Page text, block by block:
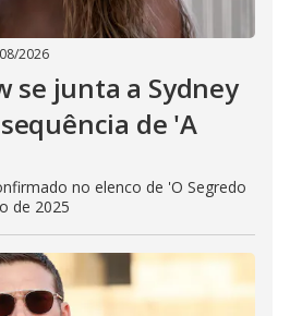
2026
se junta a Sydney
de ​'A
no elenco de 'O Segredo
de 2025